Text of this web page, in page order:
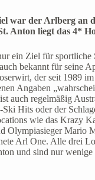
war der Arlberg an
Anton liegt das 4*
ein Ziel für sportliche
bekannt für seine
der seit 1989
Angaben
auch regelmäßig
Hits oder der
wie das Krazy
Olympiasieger Mario
Arl One. Alle drei
und sind nur